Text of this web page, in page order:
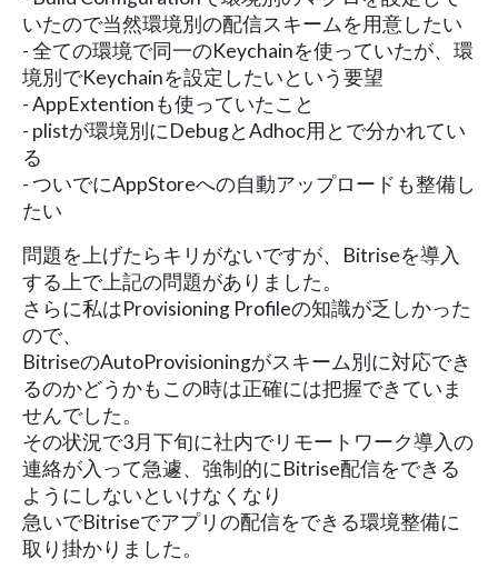
いたので当然環境別の配信スキームを用意したい
- 全ての環境で同一のKeychainを使っていたが、環
境別でKeychainを設定したいという要望
- AppExtentionも使っていたこと
- plistが環境別にDebugとAdhoc用とで分かれてい
る
- ついでにAppStoreへの自動アップロードも整備し
たい
問題を上げたらキリがないですが、Bitriseを導入
する上で上記の問題がありました。
さらに私はProvisioning Profileの知識が乏しかった
ので、
BitriseのAutoProvisioningがスキーム別に対応でき
るのかどうかもこの時は正確には把握できていま
せんでした。
その状況で3月下旬に社内でリモートワーク導入の
連絡が入って急遽、強制的にBitrise配信をできる
ようにしないといけなくなり
急いでBitriseでアプリの配信をできる環境整備に
取り掛かりました。